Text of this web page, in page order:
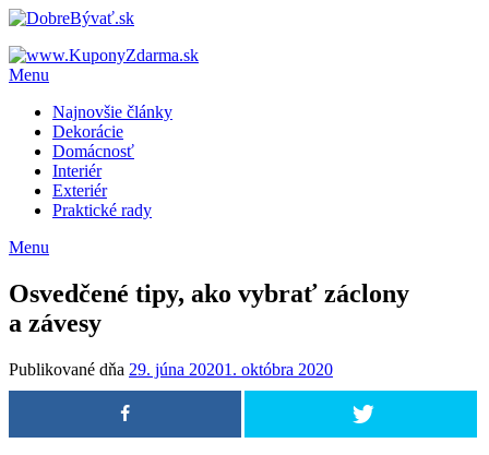
Menu
Najnovšie články
Dekorácie
Domácnosť
Interiér
Exteriér
Praktické rady
Menu
Osvedčené tipy, ako vybrať záclony
a závesy
Publikované dňa 29. júna 20201. októbra 2020